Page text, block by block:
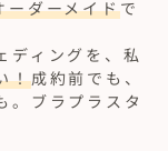
ーダーメイドで
ディングを、私
！成約前でも、
。ブラプラスタ